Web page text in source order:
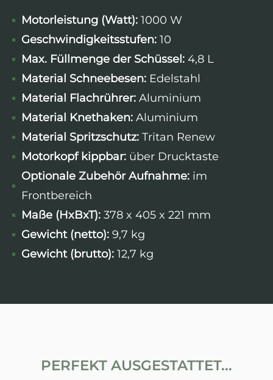
Motorleistung (Watt): 1000 W
Geschwindigkeitsstufen: 10
Max. Füllmenge der Schüssel: 4,8 L
Material Schneebesen: Edelstahl
Material Flachrührer: Aluminium
Material Knethaken: Aluminium
Material Spritzschutz: Tritan Renew
Motorkopf kippbar: über Drucktaste
Optionale Zubehör Aufnahme: im
Frontbereich
Maße (HxBxT): 378 x 405 x 221 mm
Gewicht (netto): 9,7 kg
Gewicht (brutto): 12,7 kg
PERFEKT AUSGESTATTET...